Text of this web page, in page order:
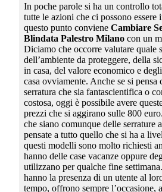
In poche parole si ha un controllo
tutte le azioni che ci possono essere
questo punto conviene Cambiare
Blindata Palestro Milanocon un
Diciamo che occorre valutare quale
dell’ambiente da proteggere, della
in casa, del valore economico e
casa ovviamente. Anche se si pensa
serratura che sia fantascientifica o
costosa, oggi è possibile avere
prezzi che si aggirano sulle 800
che siano comunque delle serrature
pensate a tutto quello che si ha a
questi modelli sono molto richiesti
hanno delle case vacanze oppure
utilizzano per qualche fine
hanno la presenza di un utente al
tempo, offrono sempre l’occasione,